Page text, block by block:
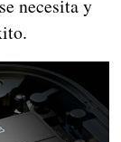
necesita y